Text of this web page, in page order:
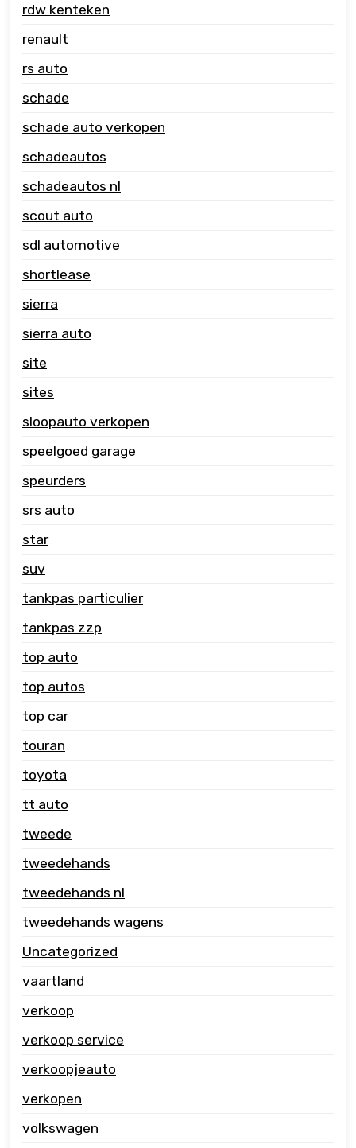
rdw kenteken
renault
rs auto
schade
schade auto verkopen
schadeautos
schadeautos nl
scout auto
sdl automotive
shortlease
sierra
sierra auto
site
sites
sloopauto verkopen
speelgoed garage
speurders
srs auto
star
suv
tankpas particulier
tankpas zzp
top auto
top autos
top car
touran
toyota
tt auto
tweede
tweedehands
tweedehands nl
tweedehands wagens
Uncategorized
vaartland
verkoop
verkoop service
verkoopjeauto
verkopen
volkswagen